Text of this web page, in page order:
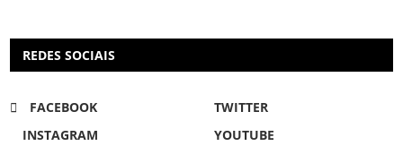
REDES SOCIAIS
FACEBOOK
TWITTER
INSTAGRAM
YOUTUBE